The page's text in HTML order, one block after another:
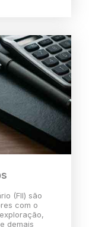
(FII) são
com o
demais